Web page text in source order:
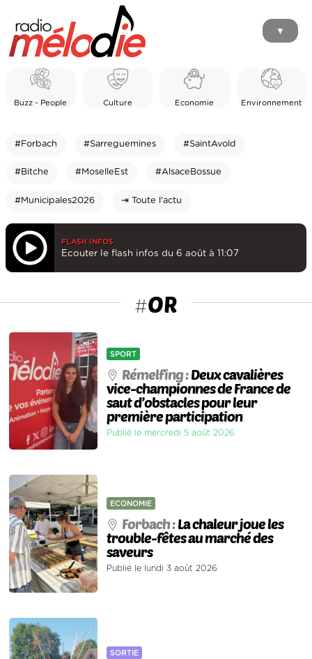
▼
Buzz - People Culture Economie Environnement
#Forbach #Sarreguemines #SaintAvold
#Bitche #MoselleEst #AlsaceBossue
#Municipales2026 ⇥ Toute l'actu
FLASH INFOS
Ecouter le flash infos du 6 août à 11:07
#OR
SPORT
Rémelfing :Deux cavalières
vice-championnes de France de
saut d’obstacles pour leur
première participation
Publié le mercredi 5 août 2026
ECONOMIE
Forbach :La chaleur joue les
trouble-fêtes au marché des
saveurs
Publié le lundi 3 août 2026
SORTIE